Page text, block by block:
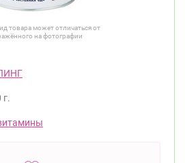
товара может отличаться от
на фотографии
г.